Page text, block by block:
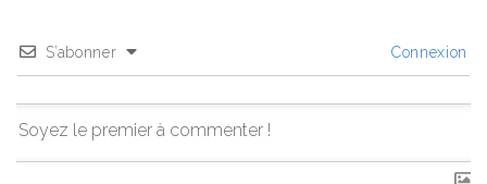
S’abonner Connexion